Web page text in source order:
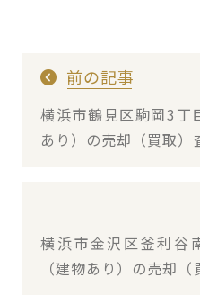
前の記事
横浜市鶴見区駒岡3
あり）の売却（買取
横浜市金沢区釜利
（建物あり）の売却